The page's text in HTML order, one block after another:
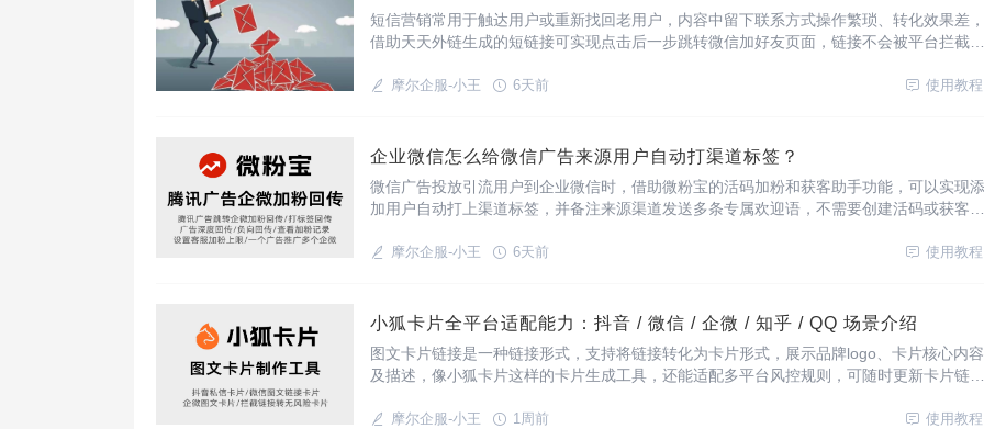
短信营销常用于触达用户或重新找回老用户，内容中留下联系方式操作繁琐、转化效果差，
借助天天外链生成的短链接可实现点击后一步跳转微信加好友页面，链接不会被平台拦截或
具。使用跳转功能的短链接有什么优势？降低推广成本：短信计费
摩尔企服-小王 6天前 使用教程
企业微信怎么给微信广告来源用户自动打渠道标签？
微信广告投放引流用户到企业微信时，借助微粉宝的活码加粉和获客助手功能，可以实现添
加用户自动打上渠道标签，并备注来源渠道发送多条专属欢迎语，不需要创建活码或获客助
分渠道打标签？1、注册与授权前往微粉宝官网(网站：h
摩尔企服-小王 6天前 使用教程
小狐卡片全平台适配能力：抖音 / 微信 / 企微 / 知乎 / QQ 场景介绍
图文卡片链接是一种链接形式，支持将链接转化为卡片形式，展示品牌logo、卡片核心内容
及描述，像小狐卡片这样的卡片生成工具，还能适配多平台风控规则，可随时更新卡片链
作工具}适配平台使用场景及优势抖音场景将微信外链
摩尔企服-小王 1周前 使用教程